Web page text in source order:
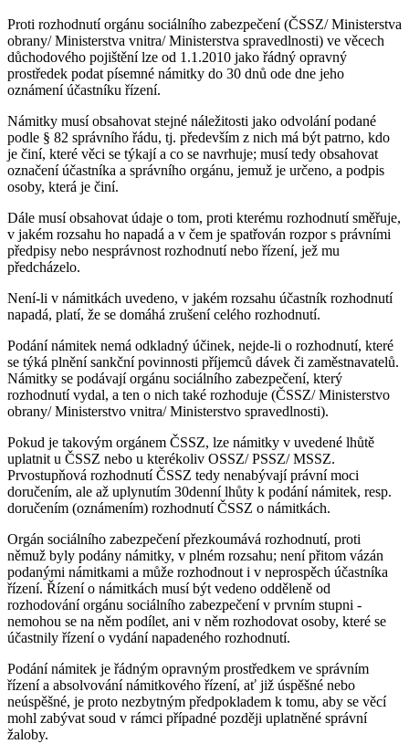
Proti rozhodnutí orgánu sociálního zabezpečení (ČSSZ/ Ministerstva
obrany/ Ministerstva vnitra/ Ministerstva spravedlnosti) ve věcech
důchodového pojištění lze od 1.1.2010 jako řádný opravný
prostředek podat písemné námitky do 30 dnů ode dne jeho
oznámení účastníku řízení.
Námitky musí obsahovat stejné náležitosti jako odvolání podané
podle § 82 správního řádu, tj. především z nich má být patrno, kdo
je činí, které věci se týkají a co se navrhuje; musí tedy obsahovat
označení účastníka a správního orgánu, jemuž je určeno, a podpis
osoby, která je činí.
Dále musí obsahovat údaje o tom, proti kterému rozhodnutí směřuje,
v jakém rozsahu ho napadá a v čem je spatřován rozpor s právními
předpisy nebo nesprávnost rozhodnutí nebo řízení, jež mu
předcházelo.
Není-li v námitkách uvedeno, v jakém rozsahu účastník rozhodnutí
napadá, platí, že se domáhá zrušení celého rozhodnutí.
Podání námitek nemá odkladný účinek, nejde-li o rozhodnutí, které
se týká plnění sankční povinnosti příjemců dávek či zaměstnavatelů.
Námitky se podávají orgánu sociálního zabezpečení, který
rozhodnutí vydal, a ten o nich také rozhoduje (ČSSZ/ Ministerstvo
obrany/ Ministerstvo vnitra/ Ministerstvo spravedlnosti).
Pokud je takovým orgánem ČSSZ, lze námitky v uvedené lhůtě
uplatnit u ČSSZ nebo u kterékoliv OSSZ/ PSSZ/ MSSZ.
Prvostupňová rozhodnutí ČSSZ tedy nenabývají právní moci
doručením, ale až uplynutím 30denní lhůty k podání námitek, resp.
doručením (oznámením) rozhodnutí ČSSZ o námitkách.
Orgán sociálního zabezpečení přezkoumává rozhodnutí, proti
němuž byly podány námitky, v plném rozsahu; není přitom vázán
podanými námitkami a může rozhodnout i v neprospěch účastníka
řízení. Řízení o námitkách musí být vedeno odděleně od
rozhodování orgánu sociálního zabezpečení v prvním stupni -
nemohou se na něm podílet, ani v něm rozhodovat osoby, které se
účastnily řízení o vydání napadeného rozhodnutí.
Podání námitek je řádným opravným prostředkem ve správním
řízení a absolvování námitkového řízení, ať již úspěšné nebo
neúspěšné, je proto nezbytným předpokladem k tomu, aby se věcí
mohl zabývat soud v rámci případné později uplatněné správní
žaloby.